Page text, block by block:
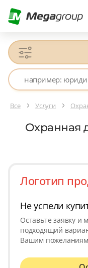
Все Услуги
Охранная
Логотип
Не успели
Оставьте заявку и
подходящий
Вашим